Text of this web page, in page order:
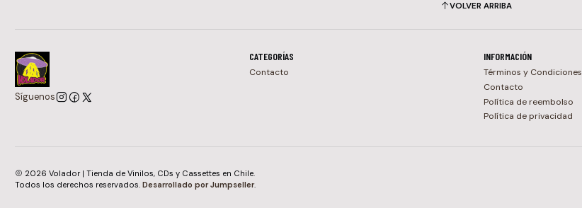
VOLVER ARRIBA
Síguenos
CATEGORÍAS
Contacto
INFORMACIÓN
Términos y Condiciones
Contacto
Política de reembolso
Política de privacidad
2026 Volador | Tienda de Vinilos, CDs y Cassettes en Chile.
Todos los derechos reservados. Desarrollado por Jumpseller.